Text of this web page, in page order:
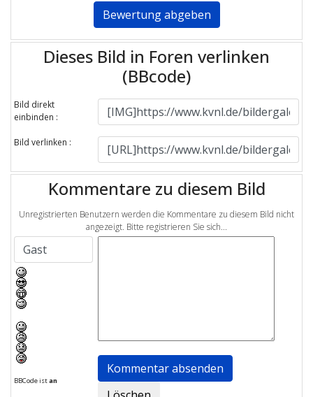
Dieses Bild in Foren verlinken
(BBcode)
Bild direkt
einbinden :
Bild verlinken :
Kommentare zu diesem Bild
Unregistrierten Benutzern werden die Kommentare zu diesem Bild nicht
angezeigt. Bitte registrieren Sie sich...
BBCode istan